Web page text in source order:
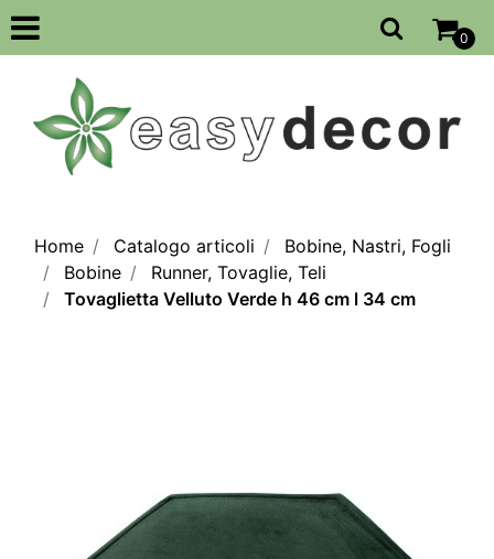
Open
0
Home Catalogo articoli
Bobine, Nastri, Fogli
Bobine
Runner, Tovaglie, Teli
Tovaglietta Velluto Verde h 46 cm l 34 cm